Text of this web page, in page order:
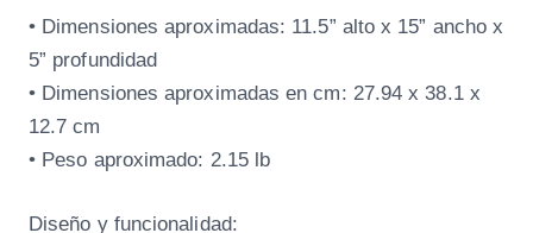
• Dimensiones aproximadas: 11.5” alto x 15” ancho x
5” profundidad
• Dimensiones aproximadas en cm: 27.94 x 38.1 x
12.7 cm
• Peso aproximado: 2.15 lb
Diseño y funcionalidad: